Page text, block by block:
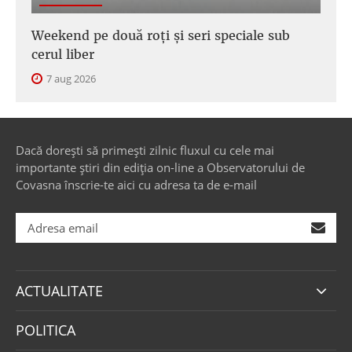
Weekend pe două roți și seri speciale sub
cerul liber
7 aug 2026
Dacă dorești să primești zilnic fluxul cu cele mai
importante știri din ediția on-line a Observatorului de
Covasna înscrie-te aici cu adresa ta de e-mail
ACTUALITATE
POLITICA